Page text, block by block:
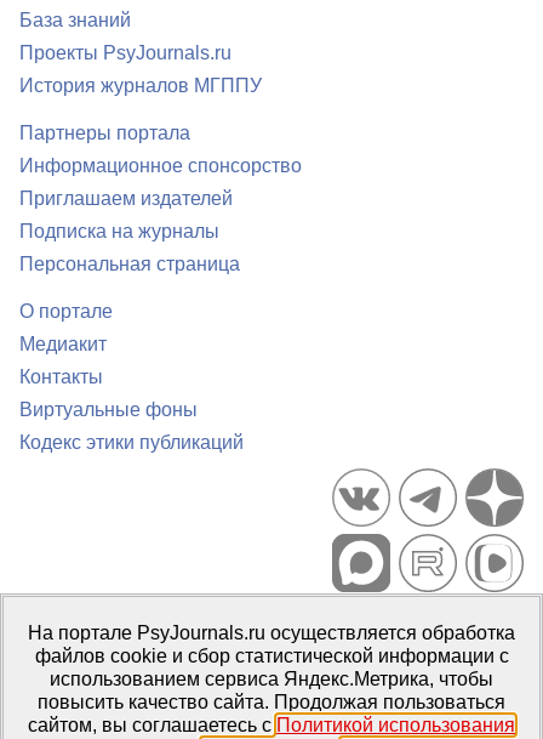
База знаний
Проекты PsyJournals.ru
История журналов МГППУ
Партнеры портала
Информационное спонсорство
Приглашаем издателей
Подписка на журналы
Персональная страница
О портале
Медиакит
Контакты
Виртуальные фоны
Кодекс этики публикаций
Портал психологических изданий PsyJournals.ru, 2007–2026
Правила использования материалов
Свидетельство регистрации СМИЭл № ФС77-66447 от 14 июля
2016 г.
Издатель: ФГБОУ ВО МГППУ
На портале PsyJournals.ru осуществляется обработка
файлов cookie и сбор статистической информации с
использованием сервиса Яндекс.Метрика, чтобы
повысить качество сайта. Продолжая пользоваться
сайтом, вы соглашаетесь с Политикой использования